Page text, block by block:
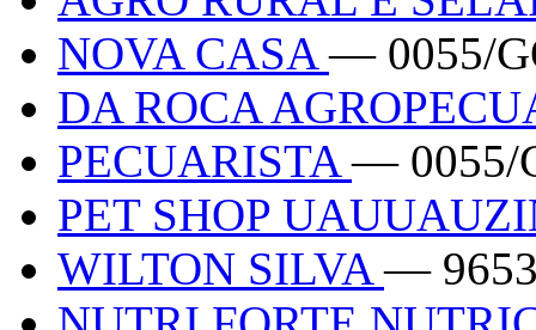
NOVA CASA— 0055/
DA ROCA
PECUARISTA— 0055/
PET SHOP
WILTON SILVA—